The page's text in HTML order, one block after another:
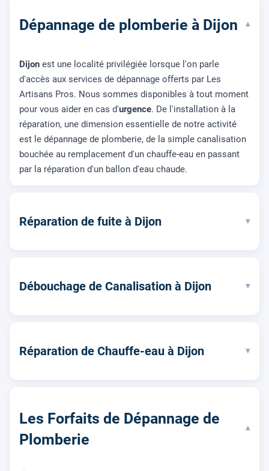
Dépannage de plomberie à Dijon ▾
Dijon est une localité privilégiée lorsque l'on parle
d'accès aux services de dépannage offerts par Les
Artisans Pros. Nous sommes disponibles à tout moment
pour vous aider en cas d'urgence. De l'installation à la
réparation, une dimension essentielle de notre activité
est le dépannage de plomberie, de la simple canalisation
bouchée au remplacement d'un chauffe-eau en passant
par la réparation d'un ballon d'eau chaude.
Réparation de fuite à Dijon ▾
Débouchage de Canalisation à Dijon ▾
Réparation de Chauffe-eau à Dijon ▾
Les Forfaits de Dépannage de
Plomberie
▾